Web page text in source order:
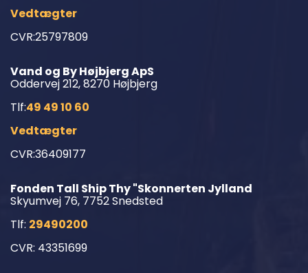
Vedtægter
CVR:25797809
Vand og By Højbjerg ApS
Oddervej 212, 8270 Højbjerg
Tlf:49 49 10 60
Vedtægter
CVR:36409177
Fonden Tall Ship Thy "Skonnerten Jylland
Skyumvej 76, 7752 Snedsted
Tlf: 29490200
CVR: 43351699